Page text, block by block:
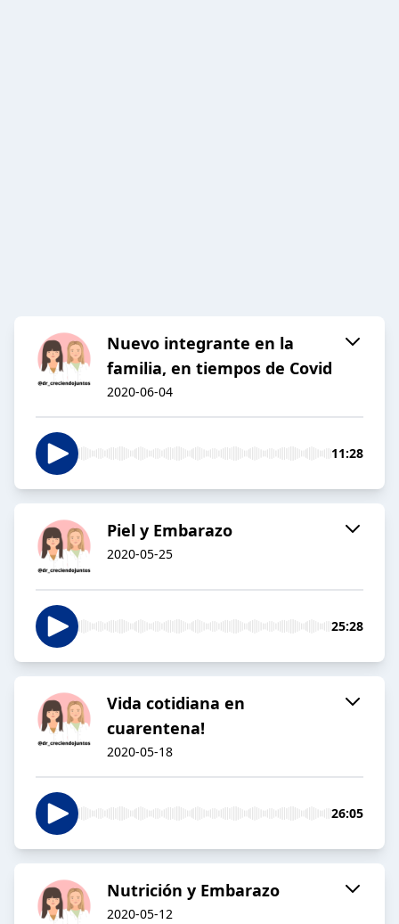
Nuevo integrante en la
familia, en tiempos de Covid
2020-06-04
11:28
Piel y Embarazo
2020-05-25
25:28
Vida cotidiana en
cuarentena!
2020-05-18
26:05
Nutrición y Embarazo
2020-05-12